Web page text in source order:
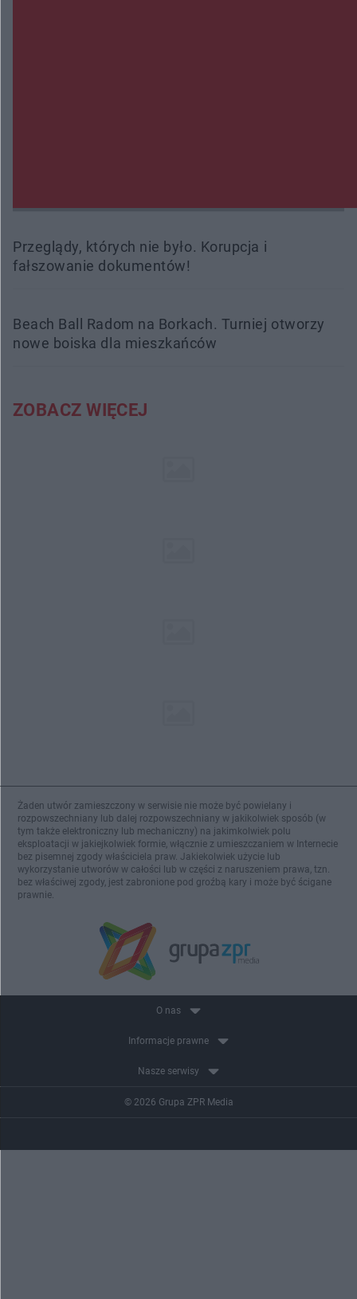
Przeglądy, których nie było. Korupcja i
fałszowanie dokumentów!
Beach Ball Radom na Borkach. Turniej otworzy
nowe boiska dla mieszkańców
ZOBACZ WIĘCEJ
Żaden utwór zamieszczony w serwisie nie może być powielany i
rozpowszechniany lub dalej rozpowszechniany w jakikolwiek sposób (w
tym także elektroniczny lub mechaniczny) na jakimkolwiek polu
eksploatacji w jakiejkolwiek formie, włącznie z umieszczaniem w Internecie
bez pisemnej zgody właściciela praw. Jakiekolwiek użycie lub
wykorzystanie utworów w całości lub w części z naruszeniem prawa, tzn.
bez właściwej zgody, jest zabronione pod groźbą kary i może być ścigane
prawnie.
O nas
Informacje prawne
Nasze serwisy
© 2026 Grupa ZPR Media